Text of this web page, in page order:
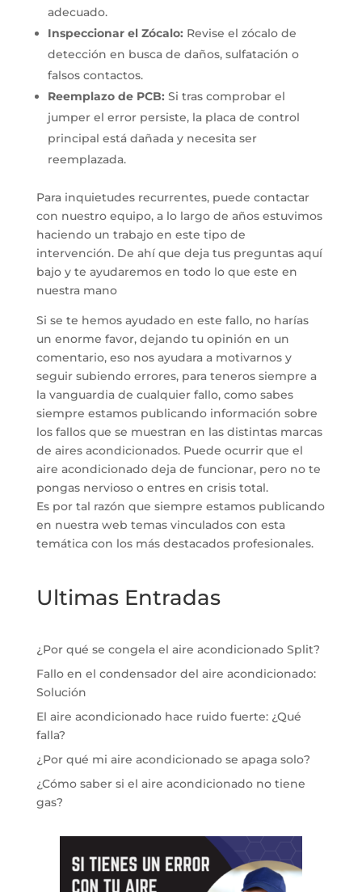
adecuado.
Inspeccionar el Zócalo: Revise el zócalo de
detección en busca de daños, sulfatación o
falsos contactos.
Reemplazo de PCB: Si tras comprobar el
jumper el error persiste, la placa de control
principal está dañada y necesita ser
reemplazada.
Para inquietudes recurrentes, puede contactar
con nuestro equipo, a lo largo de años estuvimos
haciendo un trabajo en este tipo de
intervención. De ahí que deja tus preguntas aquí
bajo y te ayudaremos en todo lo que este en
nuestra mano
Si se te hemos ayudado en este fallo, no harías
un enorme favor, dejando tu opinión en un
comentario, eso nos ayudara a motivarnos y
seguir subiendo errores, para teneros siempre a
la vanguardia de cualquier fallo, como sabes
siempre estamos publicando información sobre
los fallos que se muestran en las distintas marcas
de aires acondicionados. Puede ocurrir que el
aire acondicionado deja de funcionar, pero no te
pongas nervioso o entres en crisis total.
Es por tal razón que siempre estamos publicando
en nuestra web temas vinculados con esta
temática con los más destacados profesionales.
Ultimas Entradas
¿Por qué se congela el aire acondicionado Split?
Fallo en el condensador del aire acondicionado:
Solución
El aire acondicionado hace ruido fuerte: ¿Qué
falla?
¿Por qué mi aire acondicionado se apaga solo?
¿Cómo saber si el aire acondicionado no tiene
gas?